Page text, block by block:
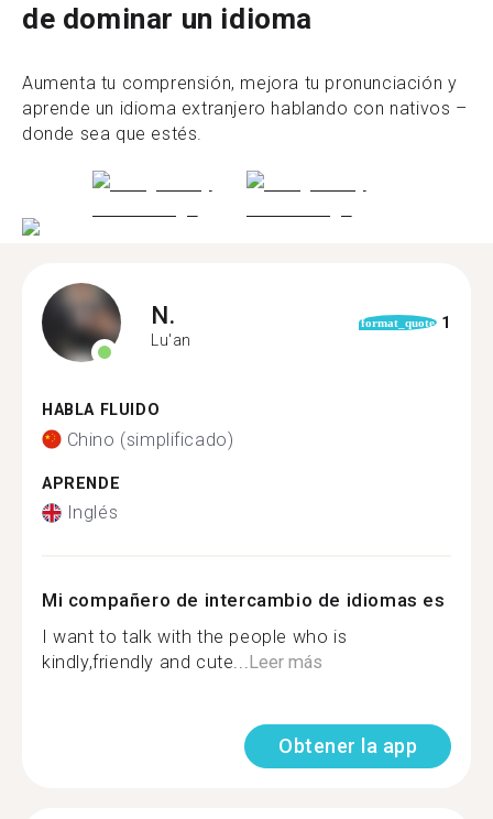
de dominar un idioma
Aumenta tu comprensión, mejora tu pronunciación y
aprende un idioma extranjero hablando con nativos –
donde sea que estés.
N.
Lu'an
format_quote 1
HABLA FLUIDO
Chino (simplificado)
APRENDE
Inglés
Mi compañero de intercambio de idiomas es
I want to talk with the people who is
kindly,friendly and cute...Leer más
Obtener la app